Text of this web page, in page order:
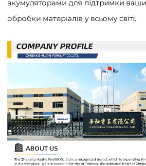
акумуляторами для підтримки
обробки матеріалів у всьому світі.